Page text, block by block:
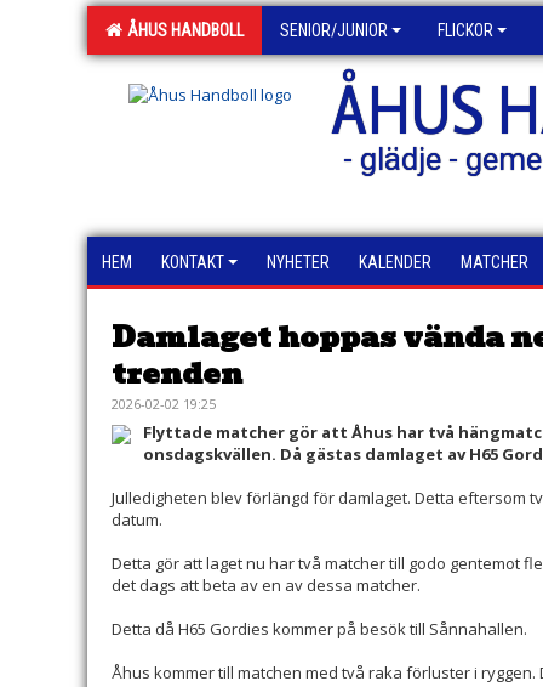
ÅHUS HANDBOLL SENIOR/JUNIOR FLICKOR
ÅHUS
- glädje -
HEM KONTAKT NYHETER KALENDER MATCHER
Damlaget hoppas vända
trenden
2026-02-02 19:25
Flyttade matcher gör att Åhus har två
onsdagskvällen. Då gästas damlaget av H65
Julledigheten blev förlängd för damlaget. Detta eftersom
datum.
Detta gör att laget nu har två matcher till godo gentemot
det dags att beta av en av dessa matcher.
Detta då H65 Gordies kommer på besök till Sånnahallen.
Åhus kommer till matchen med två raka förluster i